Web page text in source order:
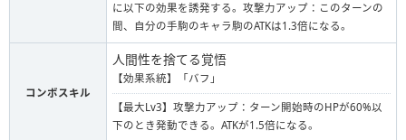
に以下の効果を誘発する。攻撃力アップ：このターンの
間、自分の手駒のキャラ駒のATKは1.3倍になる。
コンボスキル
人間性を捨てる覚悟
【効果系統】「バフ」
【最大Lv3】攻撃力アップ：ターン開始時のHPが60%以
下のとき発動できる。ATKが1.5倍になる。